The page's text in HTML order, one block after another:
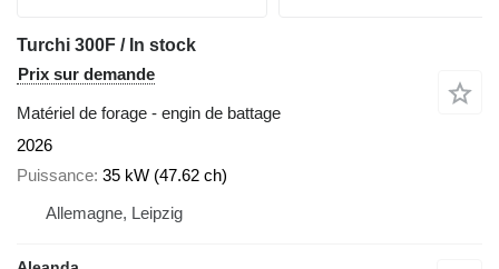
Turchi 300F / In stock
Prix sur demande
Matériel de forage - engin de battage
2026
Puissance 35 kW (47.62 ch)
Allemagne, Leipzig